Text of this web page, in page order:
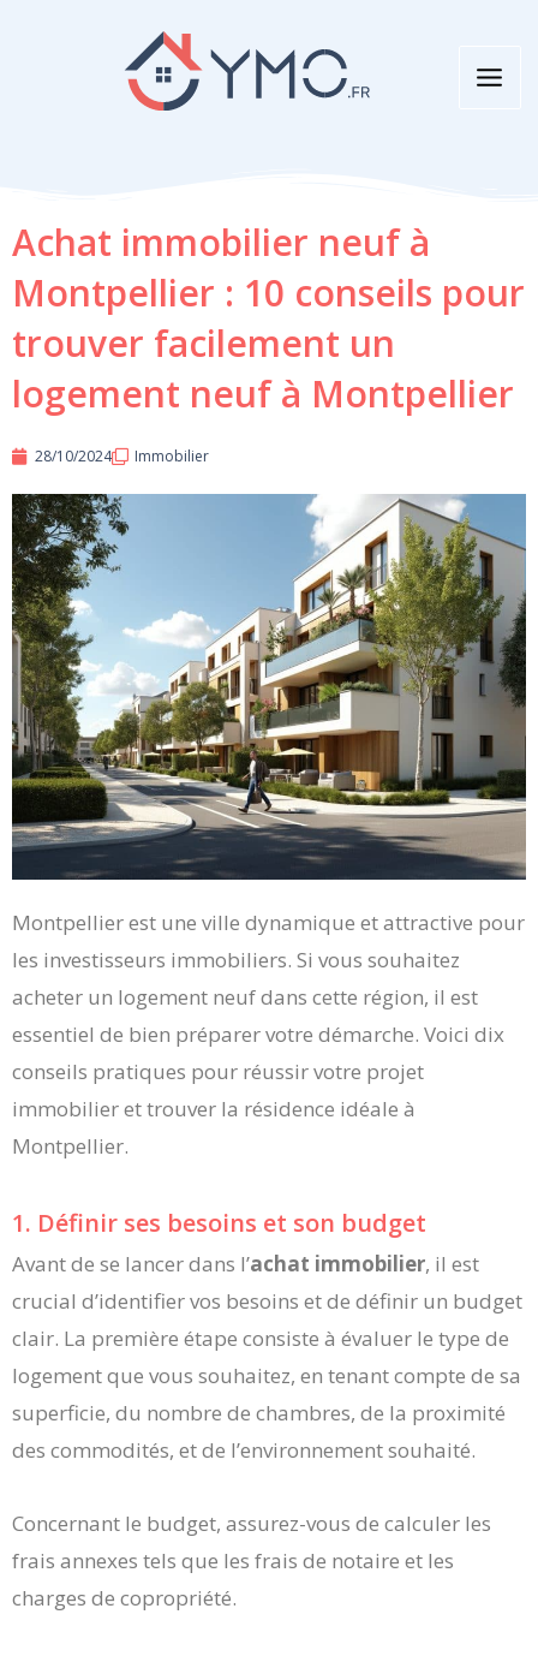
Achat immobilier neuf à
Montpellier : 10 conseils pour
trouver facilement un
logement neuf à Montpellier
28/10/2024 Immobilier
Montpellier est une ville dynamique et attractive pour
les investisseurs immobiliers. Si vous souhaitez
acheter un logement neuf dans cette région, il est
essentiel de bien préparer votre démarche. Voici dix
conseils pratiques pour réussir votre projet
immobilier et trouver la résidence idéale à
Montpellier.
1. Définir ses besoins et son budget
Avant de se lancer dans l’achat immobilier, il est
crucial d’identifier vos besoins et de définir un budget
clair. La première étape consiste à évaluer le type de
logement que vous souhaitez, en tenant compte de sa
superficie, du nombre de chambres, de la proximité
des commodités, et de l’environnement souhaité.
Concernant le budget, assurez-vous de calculer les
frais annexes tels que les frais de notaire et les
charges de copropriété.